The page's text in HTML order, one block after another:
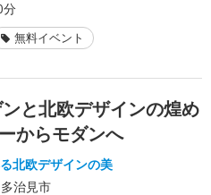
分
無料イベント
と北欧デザインの煌め
からモダンへ
北欧デザインの美
治見市